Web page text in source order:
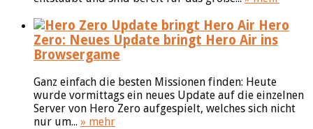
Hero
Zero: Neues Update bringt Hero Air ins
Browsergame
Ganz einfach die besten Missionen finden: Heute
wurde vormittags ein neues Update auf die einzelnen
Server von Hero Zero aufgespielt, welches sich nicht
nur um... » mehr